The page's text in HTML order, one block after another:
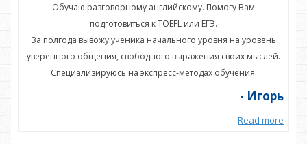
Обучаю разговорному английскому. Помогу Вам
подготовиться к TOEFL или ЕГЭ.
За полгода вывожу ученика начального уровня на уровень
уверенного общения, свободного выражения своих мыслей.
Специализируюсь на экспресс-методах обучения.
- Игорь
Read more